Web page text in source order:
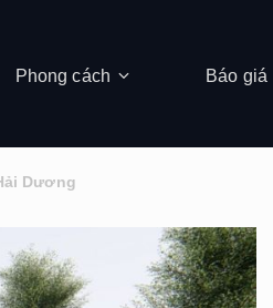
Phong cách Báo giá
Dương